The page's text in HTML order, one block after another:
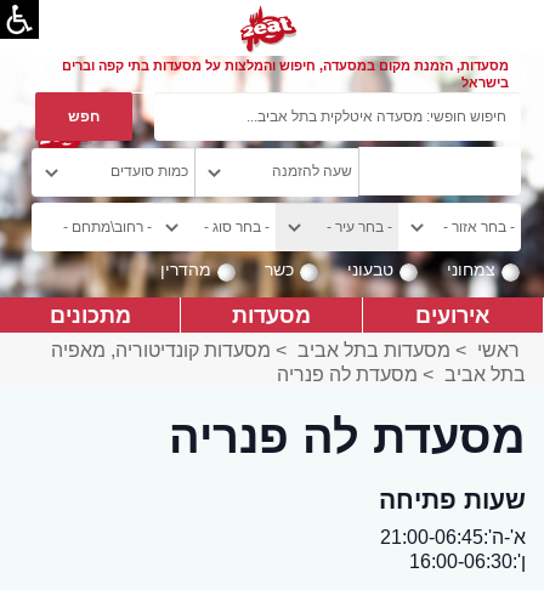
מסעדות, הזמנת מקום במסעדה, חיפוש והמלצות על מסעדות בתי קפה וברים
בישראל
צמחוני טבעוני כשר מהדרין
אירועים מסעדות מתכונים
ראשי > מסעדות בתל אביב > מסעדות קונדיטוריה, מאפיה
בתל אביב > מסעדת לה פנריה
מסעדת לה פנריה
שעות פתיחה
א'-ה':21:00-06:45
ן':16:00-06:30